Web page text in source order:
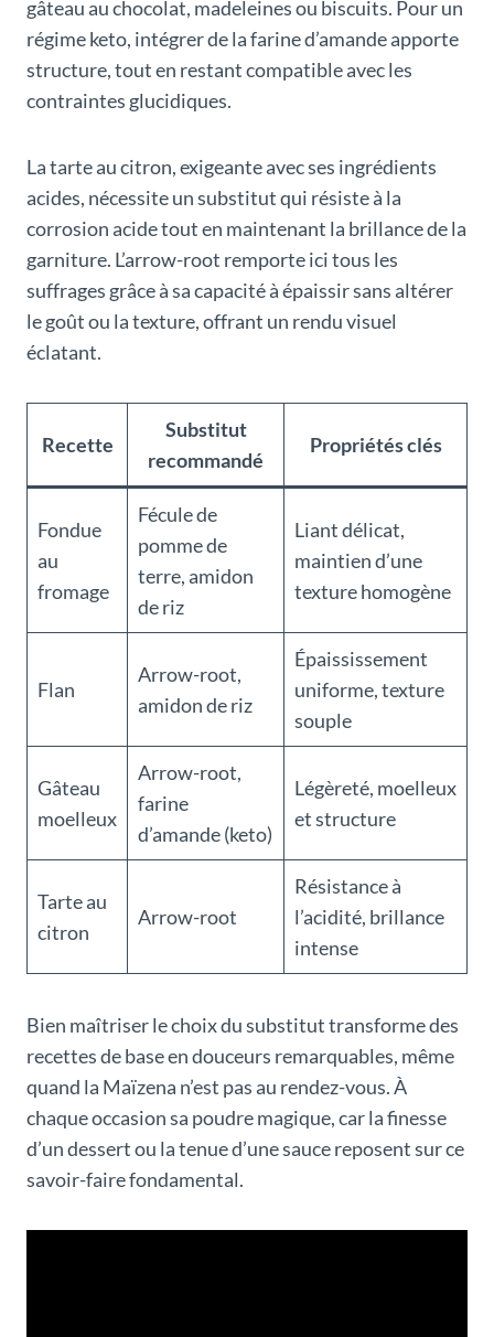
gâteau au chocolat, madeleines ou biscuits. Pour un
régime keto, intégrer de la farine d’amande apporte
structure, tout en restant compatible avec les
contraintes glucidiques.
La tarte au citron, exigeante avec ses ingrédients
acides, nécessite un substitut qui résiste à la
corrosion acide tout en maintenant la brillance de la
garniture. L’arrow-root remporte ici tous les
suffrages grâce à sa capacité à épaissir sans altérer
le goût ou la texture, offrant un rendu visuel
éclatant.
Recette
Substitut
recommandé
Propriétés clés
Fondue
au
fromage
Fécule de
pomme de
terre, amidon
de riz
Liant délicat,
maintien d’une
texture homogène
Flan
Arrow-root,
amidon de riz
Épaississement
uniforme, texture
souple
Gâteau
moelleux
Arrow-root,
farine
d’amande (keto)
Légèreté, moelleux
et structure
Tarte au
citron
Arrow-root
Résistance à
l’acidité, brillance
intense
Bien maîtriser le choix du substitut transforme des
recettes de base en douceurs remarquables, même
quand la Maïzena n’est pas au rendez-vous. À
chaque occasion sa poudre magique, car la finesse
d’un dessert ou la tenue d’une sauce reposent sur ce
savoir-faire fondamental.